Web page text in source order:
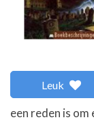
Leuk
een reden is